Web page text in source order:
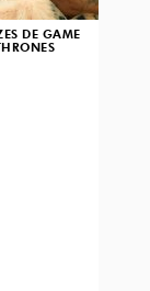
DE GAME